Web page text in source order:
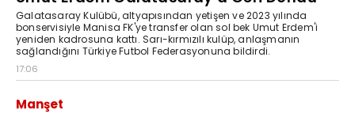
Galatasaray Kulübü, altyapısından yetişen ve 2023 yılında
bonservisiyle Manisa FK'ye transfer olan sol bek Umut Erdem'i
yeniden kadrosuna kattı. Sarı-kırmızılı kulüp, anlaşmanın
sağlandığını Türkiye Futbol Federasyonuna bildirdi.
17:06
Manşet